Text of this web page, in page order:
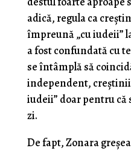
adică, regula ca
împreună „cu iudeii”
a fost confundată cu
se întâmplă să
independent, creștinii
iudeii” doar pentru că
zi.
De fapt, Zonara